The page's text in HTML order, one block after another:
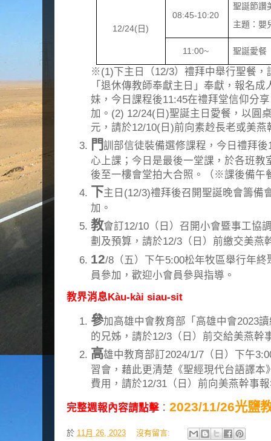
12/24(日)
08:45-10:20
聖誕節讚
主題：嬰
11:00~ 聖誕愛餐
※(1)下主日（12/3）禮拜中舉行聖餐，
「退休傳教師奉獻主日」奉獻，報名
妹，今日課程後11:45在禮拜堂信仰分
加。(2) 12/24(日)聖誕主日愛餐，以圓
元，請於12/10(日)前向素赺長老或美燕
門訓部信徒裝備選修課程，今日禮拜
心上課；今日是最後一堂課，於各班
後至一樓會堂拍大合照。（※課後備午
下主日(12/3)禮拜後召開聖誕晚會籌備
加。
教會訂12/10（日）召開小會暨事工協
劃及預算，請於12/3（日）前繳交美燕
12/8（五）下午5:00松年牧區舉行年
員參加，歡迎小會員參與指導。
教界消息Kàu-kài siau-sit
參加高雄中會教育部「高雄中會2023
的兄姊，請於12/3（日）前交給美燕幹
高雄中教育部訂2024/1/7（日）下午
習會，藉此更清楚《聖經現代台語譯
費用，請於12/31（日）前向美燕幹事
完整週報內容請點擊 ： 2023/11/26光鹽
於 11月 26, 2023
沒有留言: